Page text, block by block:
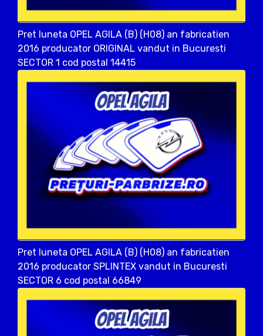
Pret luneta OPEL AGILA (B) (H08) an fabricatien
2016 producator ORIGINAL vandut in Bucuresti
SECTOR 1 cod postal 14415
Pret luneta OPEL AGILA (B) (H08) an fabricatien
2016 producator SPLINTEX vandut in Bucuresti
SECTOR 6 cod postal 66849